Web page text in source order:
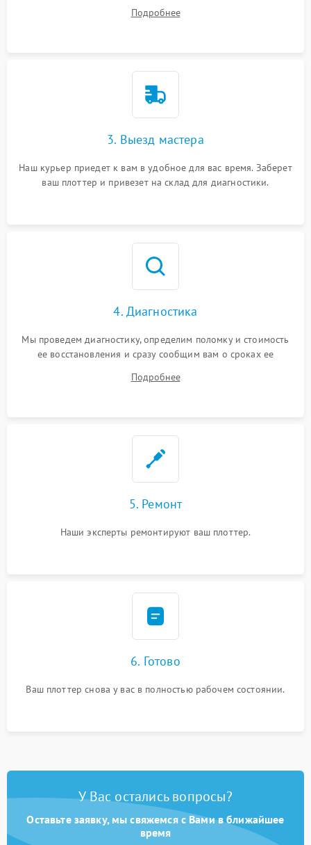
Подробнее
3. Выезд мастера
Наш курьер приедет к вам в удобное для вас время. Заберет
ваш плоттер и привезет на склад для диагностики.
4. Диагностика
Мы проведем диагностику, определим поломку и стоимость
ее восстановления и сразу сообщим вам о сроках ее
Подробнее
5. Ремонт
Наши эксперты ремонтируют ваш плоттер.
6. Готово
Ваш плоттер снова у вас в полностью рабочем состоянии.
У Вас остались вопросы?
Оставьте заявку, мы свяжемся с Вами в ближайшее
время